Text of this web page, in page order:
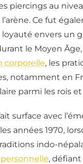
piercings au
Ce fut
envers un
le Moyen
corporelle, les
notamment en
parmi les rois
surface avec
années 1970,
indo-
, défiant